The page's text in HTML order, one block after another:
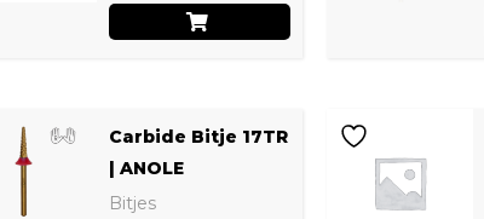
Carbide Bitje 17TR
| ANOLE
Bitjes